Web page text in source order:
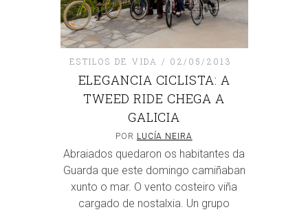
ESTILOS DE VIDA 02/05/2013
ELEGANCIA CICLISTA: A
TWEED RIDE CHEGA A
GALICIA
POR LUCÍA NEIRA
Abraiados quedaron os habitantes da
Guarda que este domingo camiñaban
xunto o mar. O vento costeiro viña
cargado de nostalxia. Un grupo